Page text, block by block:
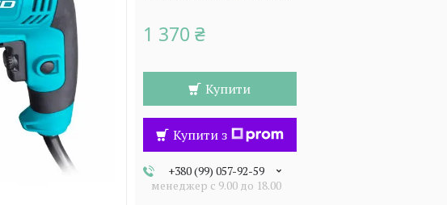
1 370 ₴
Купити
Купити з
+380 (99) 057-92-59
менеджер c 9.00 до 18.00